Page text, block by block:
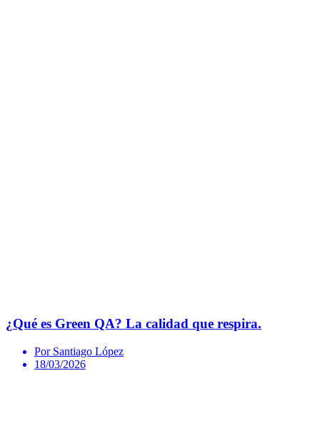
¿Qué es Green QA? La calidad que respira.
Por Santiago López
18/03/2026